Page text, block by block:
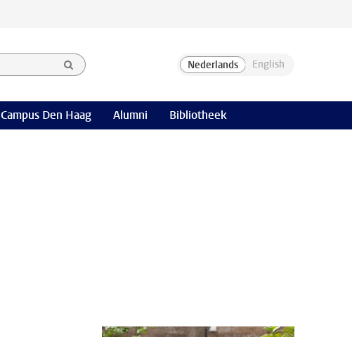
Campus Den Haag Alumni Bibliotheek